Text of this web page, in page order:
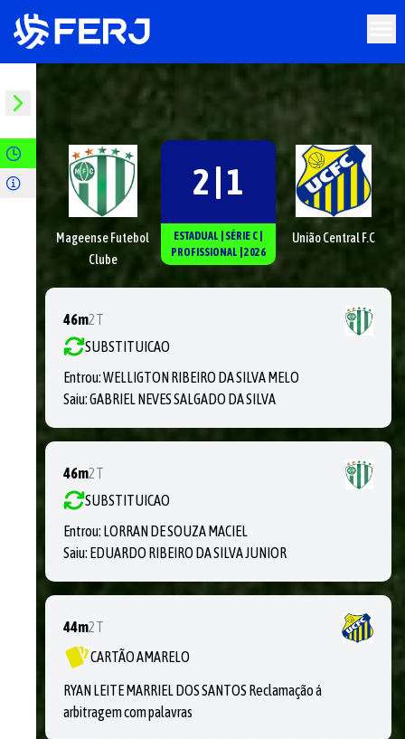
Mageense Futebol
Clube
2 | 1
ESTADUAL SÉRIE C
PROFISSIONAL 2026
União Central F.C
46m2T
SUBSTITUICAO
Entrou:WELLIGTON RIBEIRO DA SILVA MELO
Saiu:GABRIEL NEVES SALGADO DA SILVA
46m2T
SUBSTITUICAO
Entrou: LORRAN DE SOUZA MACIEL
Saiu: EDUARDO RIBEIRO DA SILVA JUNIOR
44m2T
CARTÃO AMARELO
RYAN LEITE MARRIEL DOS SANTOS Reclamação á
arbitragem com palavras